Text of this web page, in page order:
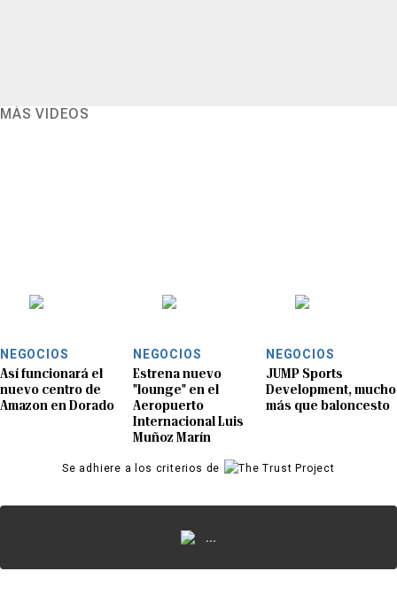
MÁS VIDEOS
NEGOCIOS
Así funcionará el
nuevo centro de
Amazon en Dorado
NEGOCIOS
Estrena nuevo
"lounge" en el
Aeropuerto
Internacional Luis
Muñoz Marín
NEGOCIOS
JUMP Sports
Development, mucho
más que baloncesto
Se adhiere a los criterios de
...